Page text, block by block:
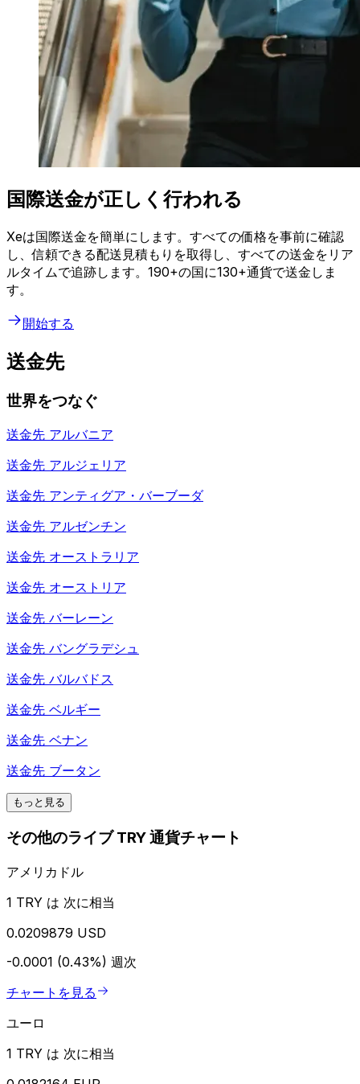
国際送金が正しく行われる
Xeは国際送金を簡単にします。すべての価格を事前に確認
し、信頼できる配送見積もりを取得し、すべての送金をリア
ルタイムで追跡します。190+の国に130+通貨で送金しま
す。
開始する
送金先
世界をつなぐ
送金先 アルバニア
送金先 アルジェリア
送金先 アンティグア・バーブーダ
送金先 アルゼンチン
送金先 オーストラリア
送金先 オーストリア
送金先 バーレーン
送金先 バングラデシュ
送金先 バルバドス
送金先 ベルギー
送金先 ベナン
送金先 ブータン
もっと見る
その他のライブ TRY 通貨チャート
アメリカドル
1 TRY は 次に相当
0.0209879 USD
-0.0001 (0.43%) 週次
チャートを見る
ユーロ
1 TRY は 次に相当